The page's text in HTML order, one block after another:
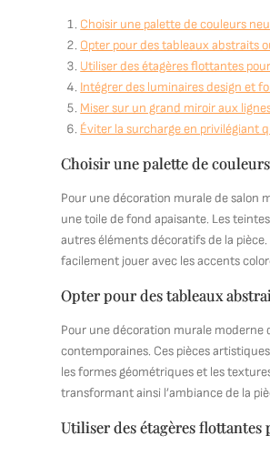
Choisir une palette de couleurs
Opter pour des tableaux abstraits
Utiliser des étagères flottantes
Intégrer des luminaires design et
Miser sur un grand miroir aux
Éviter la surcharge en privilégiant
Choisir une palette de
Pour une décoration murale de salon
une toile de fond apaisante. Les
autres éléments décoratifs de la
facilement jouer avec les accents
Opter pour des tableaux
Pour une décoration murale moderne
contemporaines. Ces pièces
les formes géométriques et les
transformant ainsi l’ambiance de la
Utiliser des étagères